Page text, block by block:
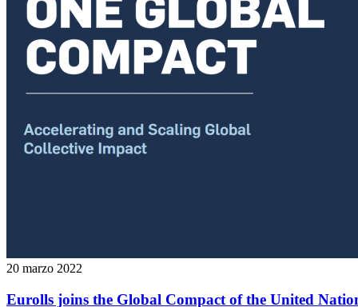
20 marzo 2022
Eurolls joins the Global Compact of the United